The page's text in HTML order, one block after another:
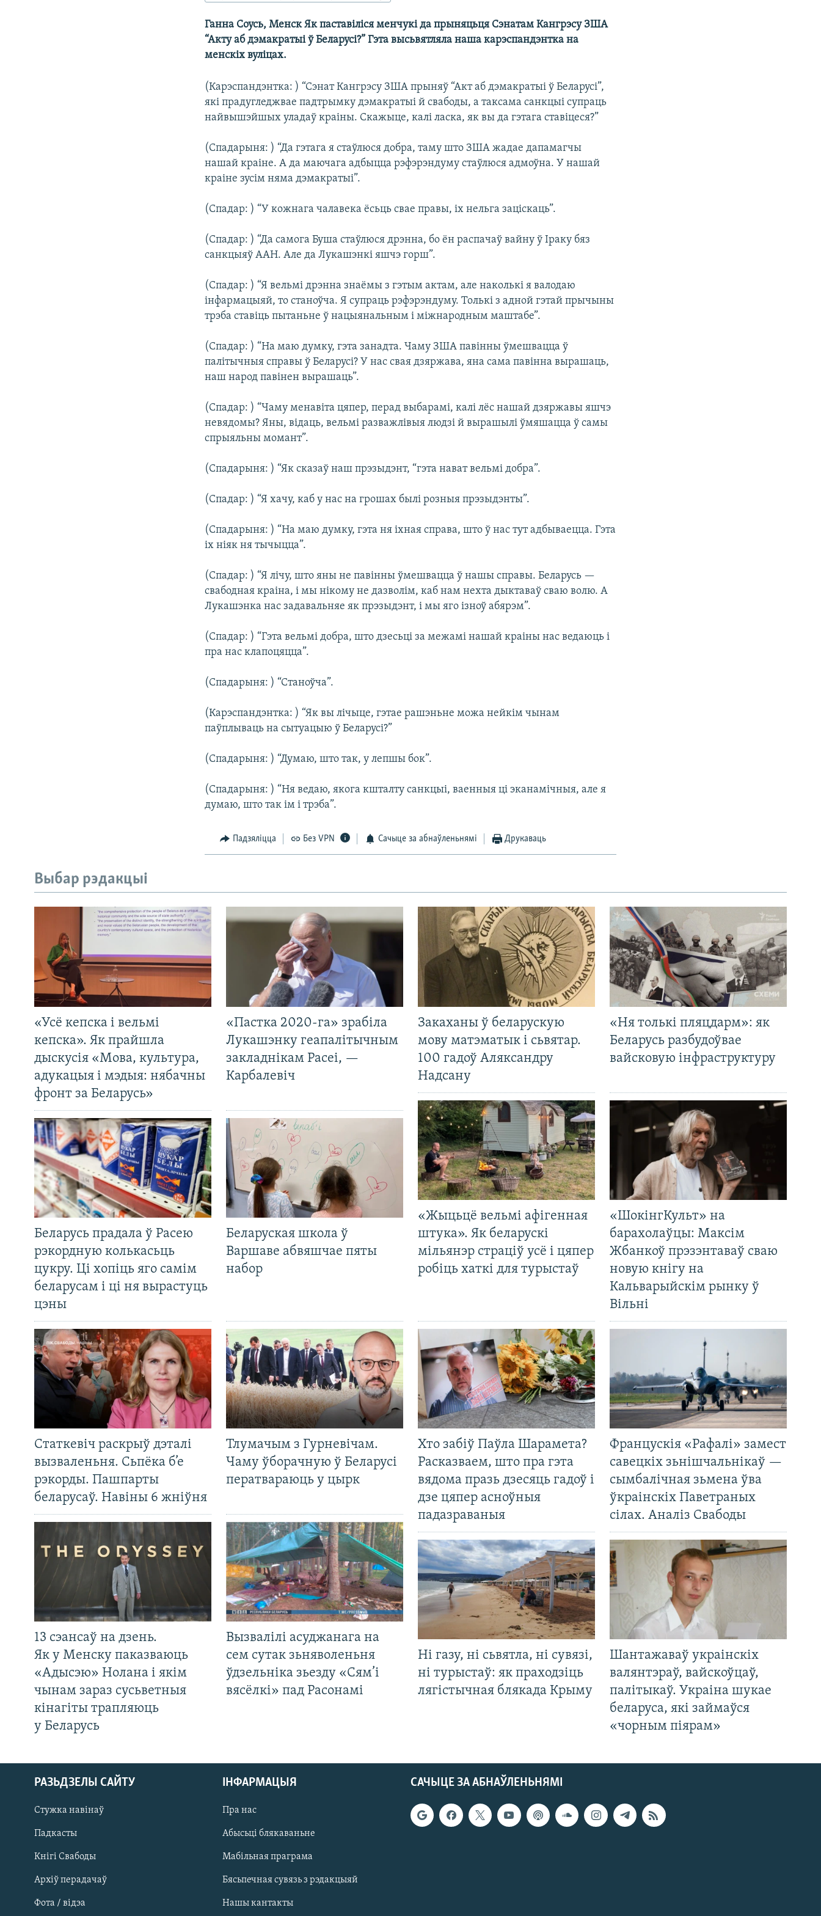
Ганна Соусь, Менск Як паставіліся менчукі да прыняцьця Сэнатам Кангрэсу ЗША
“Акту аб дэмакратыі ў Беларусі?” Гэта высьвятляла наша карэспандэнтка на
менскіх вуліцах.
(Карэспандэнтка: ) “Сэнат Кангрэсу ЗША прыняў “Акт аб дэмакратыі ў Беларусі”,
які прадугледжвае падтрымку дэмакратыі й свабоды, а таксама санкцыі супраць
найвышэйшых уладаў краіны. Скажыце, калі ласка, як вы да гэтага ставіцеся?”
(Спадарыня: ) “Да гэтага я стаўлюся добра, таму што ЗША жадае дапамагчы
нашай краіне. А да маючага адбыцца рэфэрэндуму стаўлюся адмоўна. У нашай
краіне зусім няма дэмакратыі”.
(Спадар: ) “У кожнага чалавека ёсьць свае правы, іх нельга заціскаць”.
(Спадар: ) “Да самога Буша стаўлюся дрэнна, бо ён распачаў вайну ў Іраку бяз
санкцыяў ААН. Але да Лукашэнкі яшчэ горш”.
(Спадар: ) “Я вельмі дрэнна знаёмы з гэтым актам, але наколькі я валодаю
інфармацыяй, то станоўча. Я супраць рэфэрэндуму. Толькі з адной гэтай прычыны
трэба ставіць пытаньне ў нацыянальным і міжнародным маштабе”.
(Спадар: ) “На маю думку, гэта занадта. Чаму ЗША павінны ўмешвацца ў
палітычныя справы ў Беларусі? У нас свая дзяржава, яна сама павінна вырашаць,
наш народ павінен вырашаць”.
(Спадар: ) “Чаму менавіта цяпер, перад выбарамі, калі лёс нашай дзяржавы яшчэ
невядомы? Яны, відаць, вельмі разважлівыя людзі й вырашылі ўмяшацца ў самы
спрыяльны момант”.
(Спадарыня: ) “Як сказаў наш прэзыдэнт, “гэта нават вельмі добра”.
(Спадар: ) “Я хачу, каб у нас на грошах былі розныя прэзыдэнты”.
(Спадарыня: ) “На маю думку, гэта ня іхная справа, што ў нас тут адбываецца. Гэта
іх ніяк ня тычыцца”.
(Спадар: ) “Я лічу, што яны не павінны ўмешвацца ў нашы справы. Беларусь —
свабодная краіна, і мы нікому не дазволім, каб нам нехта дыктаваў сваю волю. А
Лукашэнка нас задавальняе як прэзыдэнт, і мы яго ізноў абярэм”.
(Спадар: ) “Гэта вельмі добра, што дзесьці за межамі нашай краіны нас ведаюць і
пра нас клапоцяцца”.
(Спадарыня: ) “Станоўча”.
(Карэспандэнтка: ) “Як вы лічыце, гэтае рашэньне можа нейкім чынам
паўплываць на сытуацыю ў Беларусі?”
(Спадарыня: ) “Думаю, што так, у лепшы бок”.
(Спадарыня: ) “Ня ведаю, якога кшталту санкцыі, ваенныя ці эканамічныя, але я
думаю, што так ім і трэба”.
Падзяліцца Без VPN Сачыце за абнаўленьнямі Друкаваць
Выбар рэдакцыі
«Усё кепска і вельмі
кепска». Як прайшла
дыскусія «Мова, культура,
адукацыя і мэдыя: нябачны
фронт за Беларусь»
«Пастка 2020-га» зрабіла
Лукашэнку геапалітычным
закладнікам Расеі, —
Карбалевіч
Беларусь прадала ў Расею
рэкордную колькасьць
цукру. Ці хопіць яго самім
беларусам і ці ня вырастуць
цэны
Беларуская школа ў
Варшаве абвяшчае пяты
набор
Статкевіч раскрыў дэталі
вызваленьня. Сьпёка б’е
рэкорды. Пашпарты
беларусаў. Навіны 6 жніўня
Тлумачым з Гурневічам.
Чаму ўборачную ў Беларусі
ператвараюць у цырк
13 сэансаў на дзень.
Як у Менску паказваюць
«Адысэю» Нолана і якім
чынам зараз сусьветныя
кінагіты трапляюць
у Беларусь
Вызвалілі асуджанага на
сем сутак зьняволеньня
ўдзельніка зьезду «Сям’і
вясёлкі» пад Расонамі
Закаханы ў беларускую
мову матэматык і сьвятар.
100 гадоў Аляксандру
Надсану
«Ня толькі пляцдарм»: як
Беларусь разбудоўвае
вайсковую інфраструктуру
«Жыцьцё вельмі афігенная
штука». Як беларускі
мільянэр страціў усё і цяпер
робіць хаткі для турыстаў
«ШокінгКульт» на
барахолаўцы: Максім
Жбанкоў прэзэнтаваў сваю
новую кнігу на
Кальварыйскім рынку ў
Вільні
Хто забіў Паўла Шарамета?
Расказваем, што пра гэта
вядома празь дзесяць гадоў і
дзе цяпер асноўныя
падазраваныя
Францускія «Рафалі» замест
савецкіх зьнішчальнікаў —
сымбалічная зьмена ўва
ўкраінскіх Паветраных
сілах. Аналіз Свабоды
Ні газу, ні сьвятла, ні сувязі,
ні турыстаў: як праходзіць
лягістычная блякада Крыму
Шантажаваў украінскіх
валянтэраў, вайскоўцаў,
палітыкаў. Украіна шукае
беларуса, які займаўся
«чорным піярам»
САЧЫЦЕ ЗА АБНАЎЛЕНЬНЯМІ
РАЗЬДЗЕЛЫ САЙТУ
Стужка навінаў
Падкасты
Кнігі Свабоды
Архіў перадачаў
Фота / відэа
ІНФАРМАЦЫЯ
Пра нас
Абысьці блякаваньне
Мабільная праграма
Бясьпечная сувязь з рэдакцыяй
Нашы кантакты